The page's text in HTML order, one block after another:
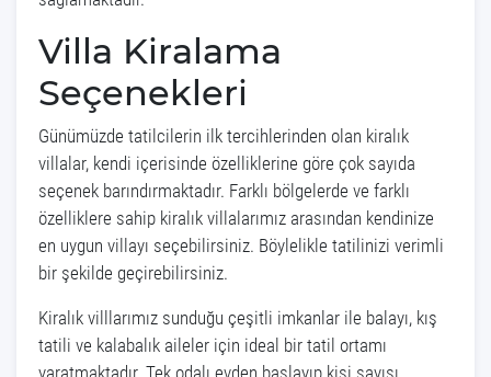
Villa Kiralama
Seçenekleri
Günümüzde tatilcilerin ilk tercihlerinden olan kiralık
villalar, kendi içerisinde özelliklerine göre çok sayıda
seçenek barındırmaktadır. Farklı bölgelerde ve farklı
özelliklere sahip kiralık villalarımız arasından kendinize
en uygun villayı seçebilirsiniz. Böylelikle tatilinizi verimli
bir şekilde geçirebilirsiniz.
Kiralık villlarımız sunduğu çeşitli imkanlar ile balayı, kış
tatili ve kalabalık aileler için ideal bir tatil ortamı
yaratmaktadır. Tek odalı evden başlayıp kişi sayısı